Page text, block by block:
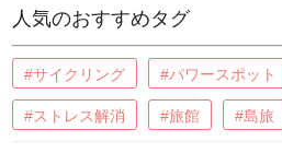
人気のおすすめタグ
#サイクリング #パワースポット
#ストレス解消 #旅館 #島旅